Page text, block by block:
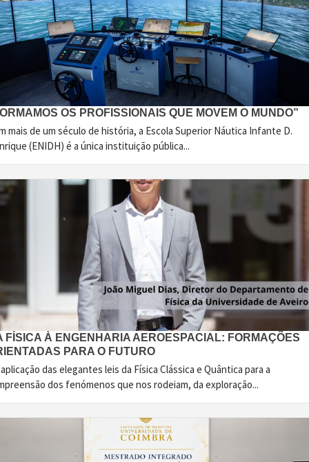
OS PROFISSIONAIS QUE MOVEM O MUNDO”
mais de um século de história, a Escola Superior Náutica Infante D.
(ENIDH) é a única instituição pública...
FÍSICA À ENGENHARIA AEROESPACIAL: FORMAÇÕES
PARA O FUTURO
das elegantes leis da Física Clássica e Quântica para a
dos fenómenos que nos rodeiam, da exploração...